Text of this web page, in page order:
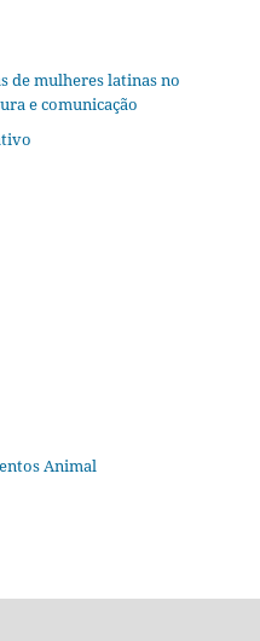
de mulheres latinas no
e comunicação
Animal